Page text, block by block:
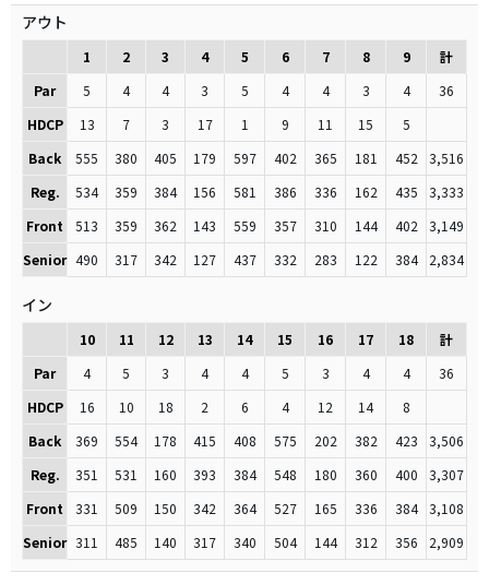
アウト
1 2 3 4 5 6 7 8 9
計
Par
5 4 4 3 5 4 4 3 4
36
HDCP
13 7 3 17 1 9 11 15
5
Back
555 380 405 179 597 402 365 181 452
3,516
Reg.
534 359 384 156 581 386 336 162 435
3,333
Front
513 359 362 143 559 357 310 144 402
3,149
Senior 490 317 342 127 437 332 283 122 384 2,834
イン
10 11 12 13 14 15 16 17 18
計
Par
4 5 3 4 4 5 3 4 4
36
HDCP
16 10 18 2 6 4 12 14
8
Back
369 554 178 415 408 575 202 382 423
3,506
Reg.
351 531 160 393 384 548 180 360 400
3,307
Front
331 509 150 342 364 527 165 336 384
3,108
Senior 311 485 140 317 340 504 144 312 356 2,909